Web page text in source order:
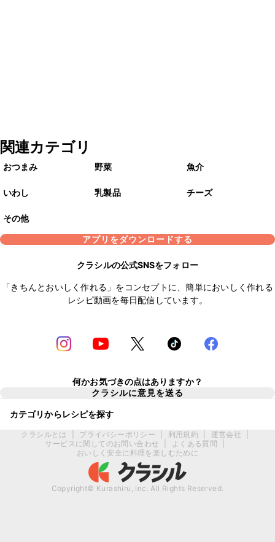
関連カテゴリ
おつまみ 野菜 魚介
いわし 乳製品 チーズ
その他
アプリをダウンロードする
クラシルの公式SNSをフォロー
「きちんとおいしく作れる」をコンセプトに、簡単においしく作れる
レシピ動画を毎日配信しています。
何かお気づきの点はありますか？
クラシルに意見を送る
カテゴリからレシピを探す
クラシルとは プライバシーポリシー 利用規約 運営会社
サービスに関してのお問い合わせ
よくある質問
おいしく安全に料理を楽しむために
Copyright© Kurashiru, Inc. All Rights Reserved.